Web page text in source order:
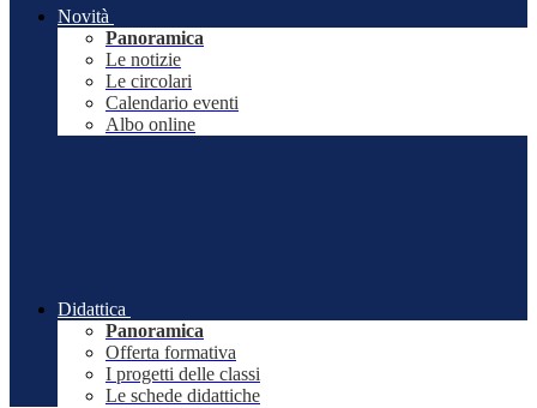
Novità
Panoramica
Le notizie
Le circolari
Calendario eventi
Albo online
Didattica
Panoramica
Offerta formativa
I progetti delle classi
Le schede didattiche